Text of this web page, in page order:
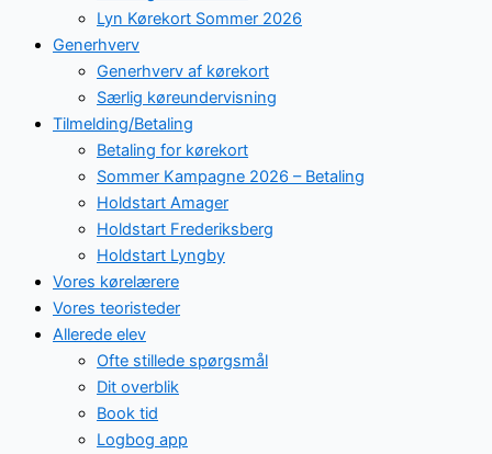
Lyn Kørekort Sommer 2026
Generhverv
Generhverv af kørekort
Særlig køreundervisning
Tilmelding/Betaling
Betaling for kørekort
Sommer Kampagne 2026 – Betaling
Holdstart Amager
Holdstart Frederiksberg
Holdstart Lyngby
Vores kørelærere
Vores teoristeder
Allerede elev
Ofte stillede spørgsmål
Dit overblik
Book tid
Logbog app